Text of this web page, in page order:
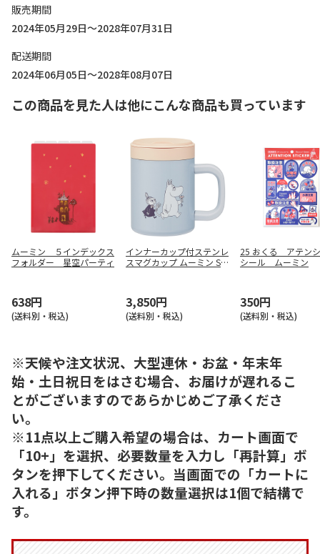
販売期間
2024年05月29日～2028年07月31日
配送期間
2024年06月05日～2028年08月07日
この商品を見た人は他にこんな商品も買っています
ムーミン ５インデックス
フォルダー 星空パーティ
638円
(送料別・税込)
インナーカップ付ステンレ
スマグカップ ムーミン ST
3,850円
(送料別・税込)
25 おくる アテン
シール ムーミン
350円
(送料別・税込)
※天候や注文状況、大型連休・お盆・年末年
始・土日祝日をはさむ場合、お届けが遅れるこ
とがございますのであらかじめご了承くださ
い。
※11点以上ご購入希望の場合は、カート画面で
「10+」を選択、必要数量を入力し「再計算」ボ
タンを押下してください。当画面での「カートに
入れる」ボタン押下時の数量選択は1個で結構で
す。